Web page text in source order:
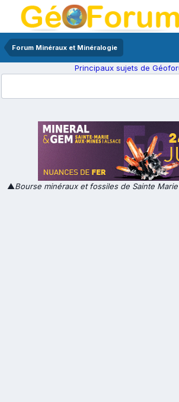
Forum Minéraux et Minéralogie
Principaux sujets de
▲Bourse minéraux et fossiles de Sainte